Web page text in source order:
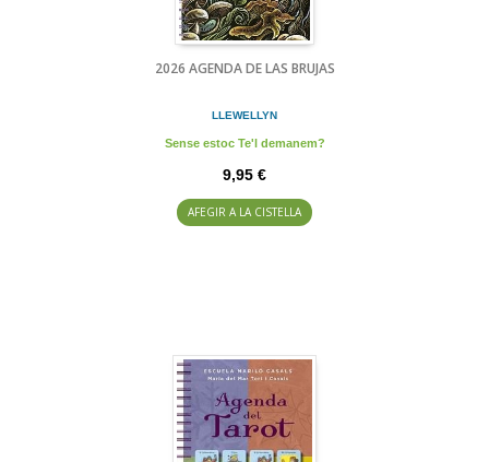
2026 AGENDA DE LAS BRUJAS
LLEWELLYN
Sense estoc Te'l demanem?
9,95 €
AFEGIR A LA CISTELLA